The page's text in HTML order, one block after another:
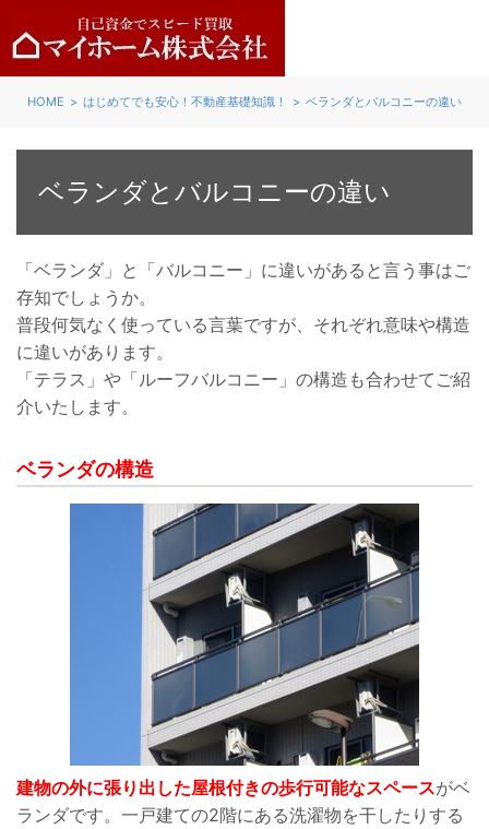
HOME はじめてでも安心！不動産基礎知識！ ベランダとバルコニーの違い
ベランダとバルコニーの違い
「ベランダ」と「バルコニー」に違いがあると言う事はご
存知でしょうか。
普段何気なく使っている言葉ですが、それぞれ意味や構造
に違いがあります。
「テラス」や「ルーフバルコニー」の構造も合わせてご紹
介いたします。
ベランダの構造
建物の外に張り出した屋根付きの歩行可能なスペースがベ
ランダです。一戸建ての2階にある洗濯物を干したりする